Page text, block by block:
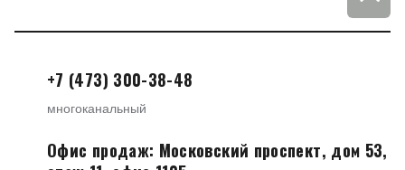
+7 (473) 300-38-48
многоканальный
Офис продаж: Московский проспект, дом 53,